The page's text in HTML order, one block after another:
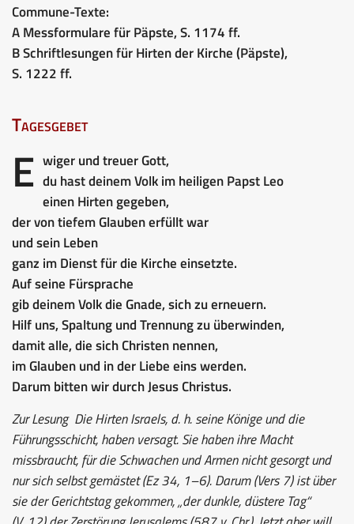
Commune-Texte:
A Messformulare für Päpste, S. 1174 ff.
B Schriftlesungen für Hirten der Kirche (Päpste),
S. 1222 ff.
Tagesgebet
E wiger und treuer Gott,
du hast deinem Volk im heiligen Papst Leo
einen Hirten gegeben,
der von tiefem Glauben erfüllt war
und sein Leben
ganz im Dienst für die Kirche einsetzte.
Auf seine Fürsprache
gib deinem Volk die Gnade, sich zu erneuern.
Hilf uns, Spaltung und Trennung zu überwinden,
damit alle, die sich Christen nennen,
im Glauben und in der Liebe eins werden.
Darum bitten wir durch Jesus Christus.
Zur LesungDie Hirten Israels, d. h. seine Könige und die
Führungsschicht, haben versagt. Sie haben ihre Macht
missbraucht, für die Schwachen und Armen nicht gesorgt und
nur sich selbst gemästet (Ez 34, 1–6). Darum (Vers 7) ist über
sie der Gerichtstag gekommen, „der dunkle, düstere Tag“